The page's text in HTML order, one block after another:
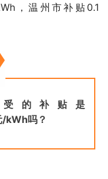
，温州市补贴0.1
的补贴是
kWh吗？